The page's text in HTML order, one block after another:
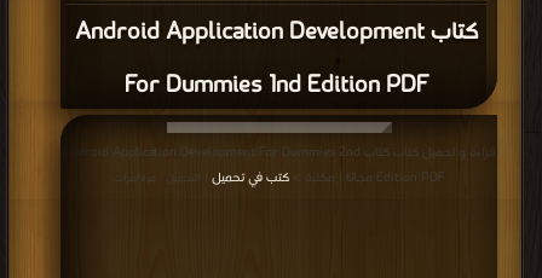
كتاب Android Application Development
For Dummies 1nd Edition PDF
قراءة و تحميل كتاب كتاب Android Application Development For Dummies 2nd
Edition PDF مجانا | مكتبة >
كتب في تحميل | التحميل : مرة/مرات